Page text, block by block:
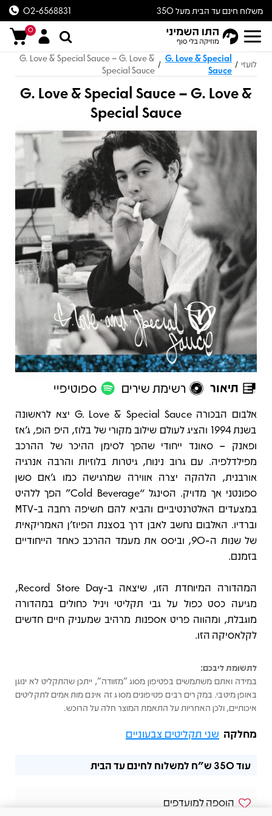
משלוח חינם עד הבית מעל 350
ש״ח
02-6568831
0
לועזי /
G. Love & Special
Sauce
/
G. Love & Special Sauce – G. Love &
Special Sauce
G. Love & Special Sauce – G. Love &
Special Sauce
תיאור רשימת שירים ספוטיפיי
תיאור
אלבום הבכורה G. Love & Special Sauce יצא לראשונה
בשנת 1994 והציג לעולם שילוב מקורי של בלוז, היפ הופ, ג’אז
ופאנק – סאונד ייחודי שהפך לסימן ההיכר של ההרכב
מפילדלפיה. עם גרוב נינוח, גיטרות בלוזיות והרבה אנרגיה
אורבנית, הלהקה יצרה אווירה שמרגישה כמו ג'אם סשן
ספונטני אך מדויק. הסינגל “Cold Beverage” הפך ללהיט
במצעדים האלטרנטיביים והביא להם חשיפה רחבה ב-MTV
וברדיו. האלבום נחשב לאבן דרך בסצנת הפיוז’ן האמריקאית
של שנות ה-90, וביסס את מעמד ההרכב כאחד הייחודיים
בזמנם.
המהדורה המיוחדת הזו, שיצאה ב-Record Store Day,
מגיעה כסט כפול על גבי תקליטי ויניל כחולים במהדורה
מוגבלת, ומהווה פריט אספנות מרהיב שמעניק חיים חדשים
לקלאסיקה הזו.
לתשומת ליבכם:
במידה ואתם משתמשים בפטיפון מסוג "מזוודה", ייתכן שהתקליט לא ינוגן
באופן מיטבי. במקרים רבים פטיפונים מסוג זה אינם מותאמים לתקליטים
איכותיים, ולכן האחריות על התאמת המוצר חלה על הרוכש.
מחלקה שני תקליטים צבעוניים
עוד350 ש"ח למשלוח לחינם עד הבית
הוספה למועדפים